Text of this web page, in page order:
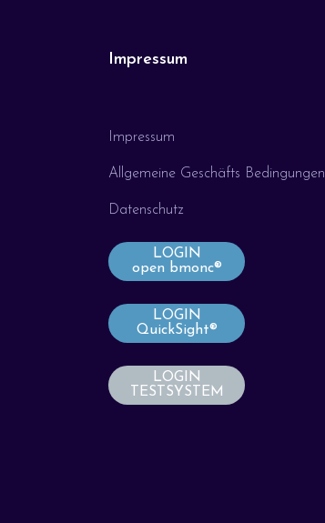
Impressum
Impressum
Allgemeine Geschäfts Bedingungen
Datenschutz
LOGIN
open bmonc®
LOGIN
QuickSight®
LOGIN
TESTSYSTEM